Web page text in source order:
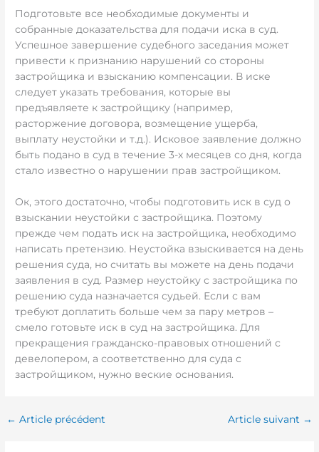
Подготовьте все необходимые документы и
собранные доказательства для подачи иска в суд.
Успешное завершение судебного заседания может
привести к признанию нарушений со стороны
застройщика и взысканию компенсации. В иске
следует указать требования, которые вы
предъявляете к застройщику (например,
расторжение договора, возмещение ущерба,
выплату неустойки и т.д.). Исковое заявление должно
быть подано в суд в течение 3-х месяцев со дня, когда
стало известно о нарушении прав застройщиком.
Ок, этого достаточно, чтобы подготовить иск в суд о
взыскании неустойки с застройщика. Поэтому
прежде чем подать иск на застройщика, необходимо
написать претензию. Неустойка взыскивается на день
решения суда, но считать вы можете на день подачи
заявления в суд. Размер неустойку с застройщика по
решению суда назначается судьей. Если с вам
требуют доплатить больше чем за пару метров –
смело готовьте иск в суд на застройщика. Для
прекращения гражданско-правовых отношений с
девелопером, а соответственно для суда с
застройщиком, нужно веские основания.
← Article précédent Article suivant →